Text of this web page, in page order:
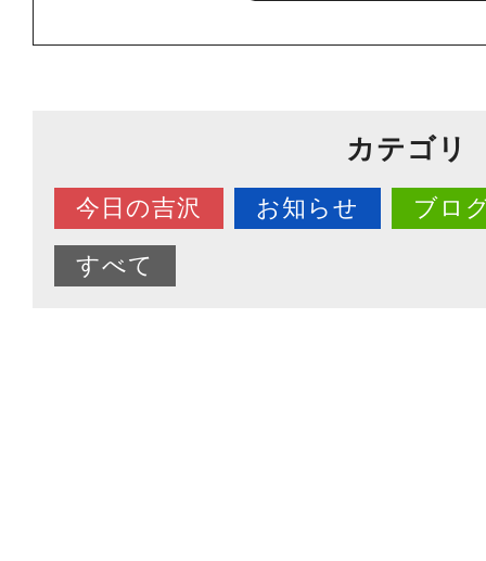
カテゴリ
今日の吉沢 お知らせ ブロ
すべて